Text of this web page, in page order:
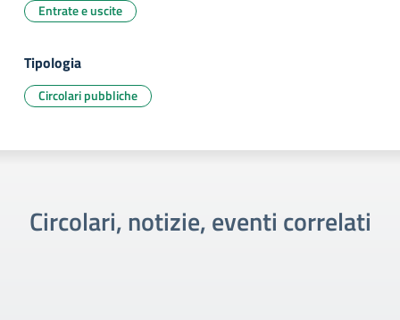
Entrate e uscite
Tipologia
Circolari pubbliche
Circolari, notizie, eventi correlati